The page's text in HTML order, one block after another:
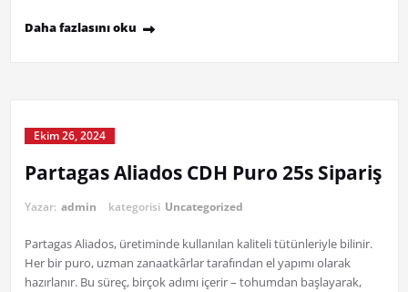
Daha fazlasını oku
Ekim 26, 2024
Partagas Aliados CDH Puro 25s Sipariş
Yazar: admin kategorisi Uncategorized
Partagas Aliados, üretiminde kullanılan kaliteli tütünleriyle bilinir.
Her bir puro, uzman zanaatkârlar tarafından el yapımı olarak
hazırlanır. Bu süreç, birçok adımı içerir – tohumdan başlayarak,